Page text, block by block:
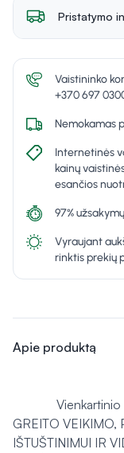
Pristatymo
Vaistininko
+370 697
Nemokamas
Internetinės
kainų
esančios
97%
Vyraujant
rinktis prekių
Apie produktą
GREITO VEIKIMO,
IŠTUŠTINIMUI IR